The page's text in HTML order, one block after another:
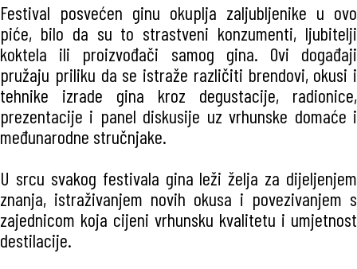
Festival posvećen ginu okuplja zaljubljenike u ovo
piće, bilo da su to strastveni konzumenti, ljubitelji
koktela ili proizvođači samog gina. Ovi događaji
pružaju priliku da se istraže različiti brendovi, okusi i
tehnike izrade gina kroz degustacije, radionice,
prezentacije i panel diskusije uz vrhunske domaće i
međunarodne stručnjake.
U srcu svakog festivala gina leži želja za dijeljenjem
znanja, istraživanjem novih okusa i povezivanjem s
zajednicom koja cijeni vrhunsku kvalitetu i umjetnost
destilacije.